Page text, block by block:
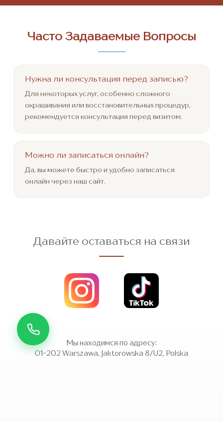
Часто Задаваемые Вопросы
Нужна ли консультация перед записью?
Для некоторых услуг, особенно сложного
окрашивания или восстановительных процедур,
рекомендуется консультация перед визитом.
Можно ли записаться онлайн?
Да, вы можете быстро и удобно записаться
онлайн через наш сайт.
Давайте оставаться на связи
Мы находимся по адресу:
01-202 Warszawa, Jaktorowska 8/U2, Polska